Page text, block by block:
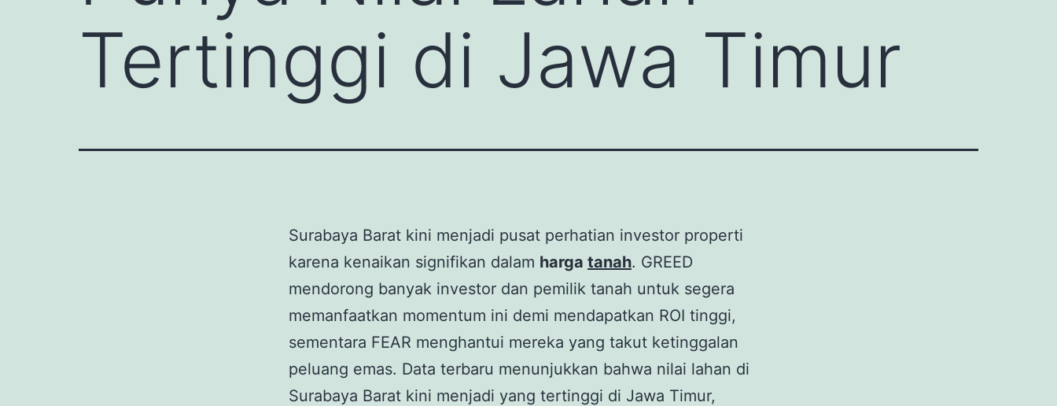
Tertinggi di Jawa Timur
Surabaya Barat kini menjadi pusat perhatian investor properti
karena kenaikan signifikan dalam harga tanah. GREED
mendorong banyak investor dan pemilik tanah untuk segera
memanfaatkan momentum ini demi mendapatkan ROI tinggi,
sementara FEAR menghantui mereka yang takut ketinggalan
peluang emas. Data terbaru menunjukkan bahwa nilai lahan di
Surabaya Barat kini menjadi yang tertinggi di Jawa Timur,